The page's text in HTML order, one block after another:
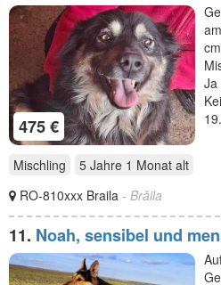
475 €
Ja
Mischling 5 Jahre 1 Monat alt
RO-810xxx Braila - Brăila
11. Noah, sensibel und